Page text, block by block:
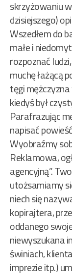
skrzyżowaniu
dzisiejszego)
Wszedłem do
małe i
rozpoznać
muchę łażącą
tęgi
kiedyś był
Parafrazując
napisać
Wyobraźmy
Reklamowa,
agencyjną”.
utożsamiamy
niech się
kopirajtera,
oddanego
niewyszukana
świniach,
imprezie itp.)